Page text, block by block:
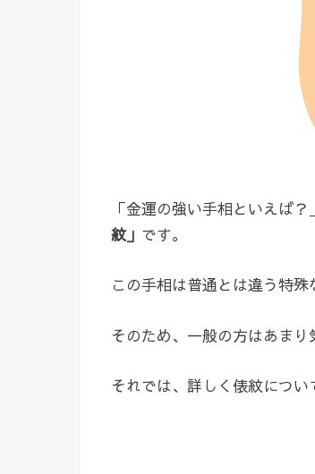
「金運の強い手相といえば
紋」 です。
この手相は普通とは違う特殊
そのため、一般の方はあまり
それでは、詳しく俵紋につい